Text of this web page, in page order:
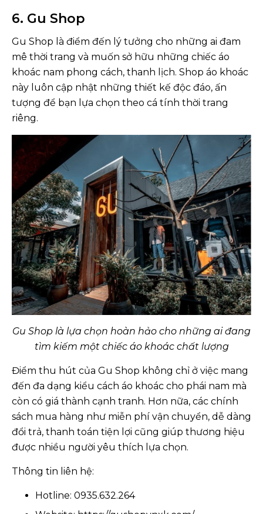
6. Gu Shop
Gu Shop là điểm đến lý tưởng cho những ai đam
mê thời trang và muốn sở hữu những chiếc áo
khoác nam phong cách, thanh lịch. Shop áo khoác
này luôn cập nhật những thiết kế độc đáo, ấn
tượng để bạn lựa chọn theo cá tính thời trang
riêng.
Gu Shop là lựa chọn hoàn hảo cho những ai đang
tìm kiếm một chiếc áo khoác chất lượng
Điểm thu hút của Gu Shop không chỉ ở việc mang
đến đa dạng kiểu cách áo khoác cho phái nam mà
còn có giá thành cạnh tranh. Hơn nữa, các chính
sách mua hàng như miễn phí vận chuyển, dễ dàng
đổi trả, thanh toán tiện lợi cũng giúp thương hiệu
được nhiều người yêu thích lựa chọn.
Thông tin liên hệ:
Hotline: 0935.632.264